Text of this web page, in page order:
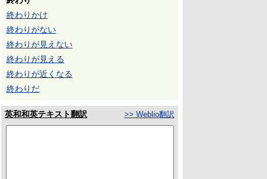
終わりかけ
終わりがない
終わりが見えない
終わりが見える
終わりが近くなる
終わりだ
英和和英テキスト翻訳 >> Weblio翻訳